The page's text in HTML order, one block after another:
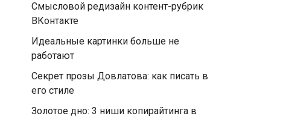
Смысловой редизайн контент-рубрик
ВКонтакте
Идеальные картинки больше не
работают
Секрет прозы Довлатова: как писать в
его стиле
Золотое дно: 3 ниши копирайтинга в